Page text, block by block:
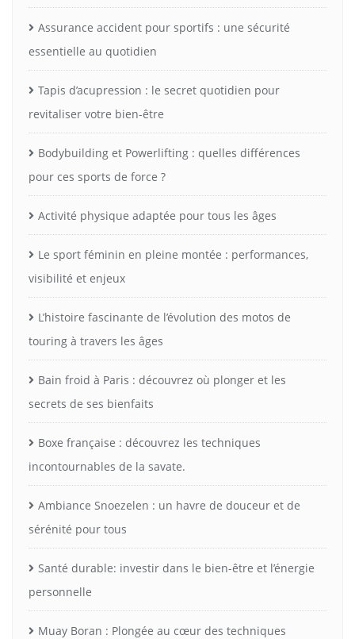
Assurance accident pour sportifs : une sécurité
essentielle au quotidien
Tapis d’acupression : le secret quotidien pour
revitaliser votre bien-être
Bodybuilding et Powerlifting : quelles différences
pour ces sports de force ?
Activité physique adaptée pour tous les âges
Le sport féminin en pleine montée : performances,
visibilité et enjeux
L’histoire fascinante de l’évolution des motos de
touring à travers les âges
Bain froid à Paris : découvrez où plonger et les
secrets de ses bienfaits
Boxe française : découvrez les techniques
incontournables de la savate.
Ambiance Snoezelen : un havre de douceur et de
sérénité pour tous
Santé durable: investir dans le bien-être et l’énergie
personnelle
Muay Boran : Plongée au cœur des techniques